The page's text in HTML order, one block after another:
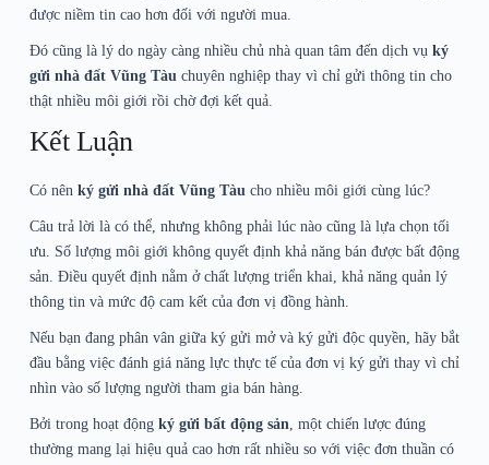
được niềm tin cao hơn đối với người mua.
Đó cũng là lý do ngày càng nhiều chủ nhà quan tâm đến dịch vụ ký
gửi nhà đất Vũng Tàuchuyên nghiệp thay vì chỉ gửi thông tin cho
thật nhiều môi giới rồi chờ đợi kết quả.
Kết Luận
Có nên ký gửi nhà đất Vũng Tàucho nhiều môi giới cùng lúc?
Câu trả lời là có thể, nhưng không phải lúc nào cũng là lựa chọn tối
ưu. Số lượng môi giới không quyết định khả năng bán được bất động
sản. Điều quyết định nằm ở chất lượng triển khai, khả năng quản lý
thông tin và mức độ cam kết của đơn vị đồng hành.
Nếu bạn đang phân vân giữa ký gửi mở và ký gửi độc quyền, hãy bắt
đầu bằng việc đánh giá năng lực thực tế của đơn vị ký gửi thay vì chỉ
nhìn vào số lượng người tham gia bán hàng.
Bởi trong hoạt động ký gửi bất động sản, một chiến lược đúng
thường mang lại hiệu quả cao hơn rất nhiều so với việc đơn thuần có